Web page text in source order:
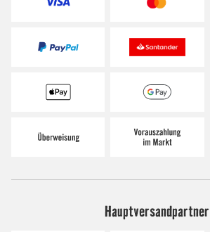
Hauptversandpartner